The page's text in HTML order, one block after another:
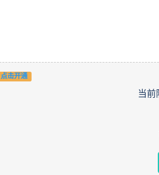
点击开通
当前